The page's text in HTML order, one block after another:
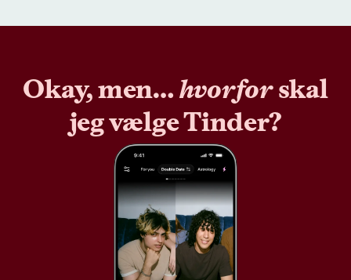
Okay, men…hvorforskal
jeg vælge Tinder?